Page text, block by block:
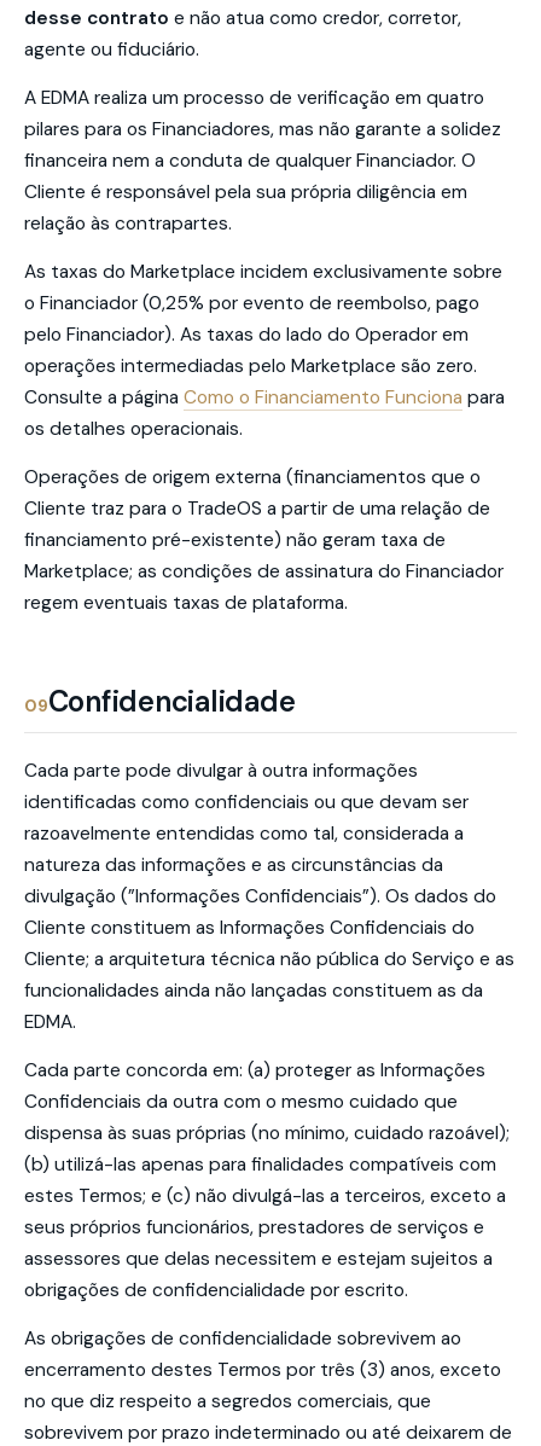
desse contrato e não atua como credor, corretor,
agente ou fiduciário.
A EDMA realiza um processo de verificação em quatro
pilares para os Financiadores, mas não garante a solidez
financeira nem a conduta de qualquer Financiador. O
Cliente é responsável pela sua própria diligência em
relação às contrapartes.
As taxas do Marketplace incidem exclusivamente sobre
o Financiador (0,25% por evento de reembolso, pago
pelo Financiador). As taxas do lado do Operador em
operações intermediadas pelo Marketplace são zero.
Consulte a página Como o Financiamento Funciona para
os detalhes operacionais.
Operações de origem externa (financiamentos que o
Cliente traz para o TradeOS a partir de uma relação de
financiamento pré-existente) não geram taxa de
Marketplace; as condições de assinatura do Financiador
regem eventuais taxas de plataforma.
09Confidencialidade
Cada parte pode divulgar à outra informações
identificadas como confidenciais ou que devam ser
razoavelmente entendidas como tal, considerada a
natureza das informações e as circunstâncias da
divulgação (”Informações Confidenciais”). Os dados do
Cliente constituem as Informações Confidenciais do
Cliente; a arquitetura técnica não pública do Serviço e as
funcionalidades ainda não lançadas constituem as da
EDMA.
Cada parte concorda em: (a) proteger as Informações
Confidenciais da outra com o mesmo cuidado que
dispensa às suas próprias (no mínimo, cuidado razoável);
(b) utilizá-las apenas para finalidades compatíveis com
estes Termos; e (c) não divulgá-las a terceiros, exceto a
seus próprios funcionários, prestadores de serviços e
assessores que delas necessitem e estejam sujeitos a
obrigações de confidencialidade por escrito.
As obrigações de confidencialidade sobrevivem ao
encerramento destes Termos por três (3) anos, exceto
no que diz respeito a segredos comerciais, que
sobrevivem por prazo indeterminado ou até deixarem de